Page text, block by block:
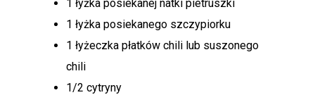
1 łyżka posiekanej natki pietruszki
1 łyżka posiekanego szczypiorku
1 łyżeczka płatków chili lub suszonego
chili
1/2 cytryny